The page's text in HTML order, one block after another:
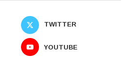
TWITTER
YOUTUBE